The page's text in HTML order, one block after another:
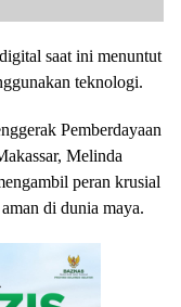
saat ini menuntut
teknologi.
Pemberdayaan
Melinda
peran krusial
di dunia maya.